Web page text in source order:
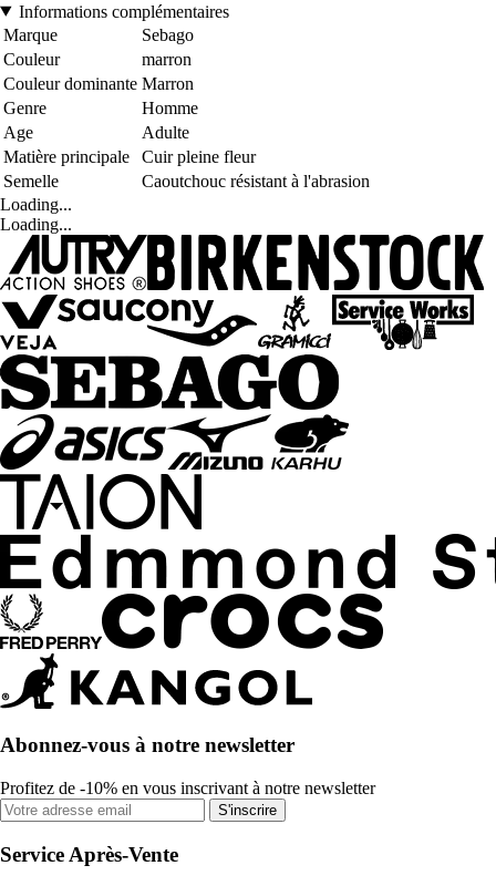
Informations complémentaires
Marque
Sebago
Couleur
marron
Couleur dominante Marron
Genre
Homme
Age
Adulte
Matière principale
Cuir pleine fleur
Semelle
Caoutchouc résistant à l'abrasion
Loading...
Loading...
Abonnez-vous à notre newsletter
Profitez de -10% en vous inscrivant à notre newsletter
S'inscrire
Service Après-Vente